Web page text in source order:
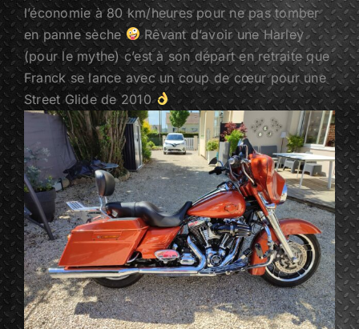
l’économie à 80 km/heures pour ne pas tomber
en panne sèche
Rêvant d’avoir une Harley
(pour le mythe) c’est à son départ en retraite que
Franck se lance avec un coup de cœur pour une
Street Glide de 2010